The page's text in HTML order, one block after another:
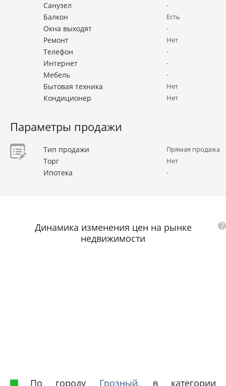
Санузел -
Балкон Есть
Окна выходят -
Ремонт Нет
Телефон -
Интернет -
Мебель -
Бытовая техника Нет
Кондиционер Нет
Параметры продажи
Тип продажи Прямая продажа
Торг Нет
Ипотека -
Динамика изменения цен на рынке
недвижимости
?
По городу Грозный, в категории